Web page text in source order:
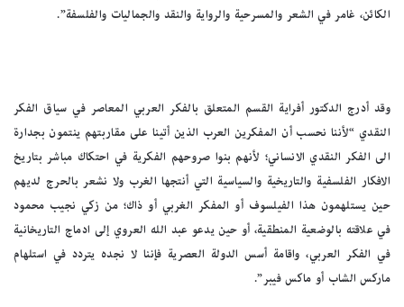
الكائن، غامر في الشعر والمسرحية والرواية والنقد والجماليات والفلسفة”.
وقد أدرج الدكتور أفراية القسم المتعلق بالفكر العربي المعاصر في سياق الفكر
النقدي “لأننا نحسب أن المفكرين العرب الذين أتينا على مقاربتهم ينتمون بجدارة
الى الفكر النقدي الانساني؛ لأنهم بنوا صروحهم الفكرية في احتكاك مباشر بتاريخ
الافكار الفلسفية والتاريخية والسياسية التي أنتجها الغرب ولا نشعر بالحرج لديهم
حين يستلهمون هذا الفيلسوف أو المفكر الغربي أو ذاك؛ من زكي نجيب محمود
في علاقته بالوضعية المنطقية، أو حين يدعو عبد الله العروي إلى ادماج التاريخانية
في الفكر العربي، واقامة أسس الدولة العصرية فإننا لا نجده يتردد في استلهام
ماركس الشاب أو ماكس فيبر”.